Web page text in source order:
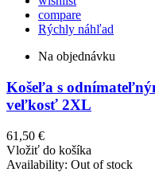
compare
Rýchly náhľad
Na objednávku
Košeľa s
veľkosť 2XL
61,50 €
Vložiť do košíka
Availability: Out of stock